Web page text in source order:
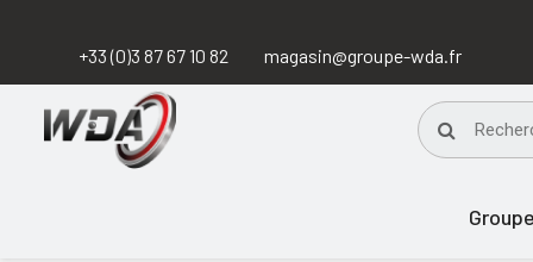
+33 (0)3 87 67 10 82 magasin@groupe-wda.fr